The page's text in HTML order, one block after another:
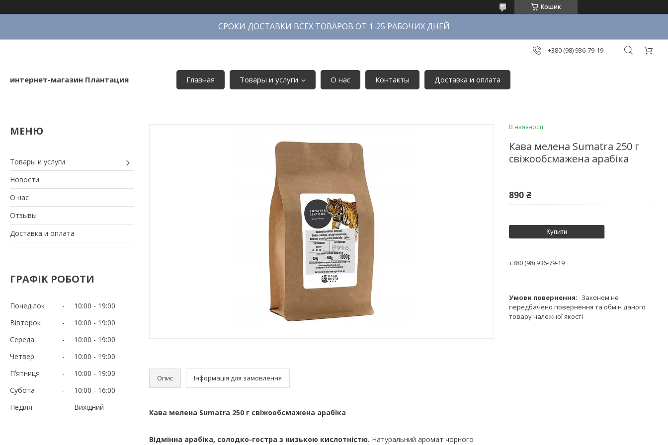
Кошик
СРОКИ ДОСТАВКИ ВСЕХ ТОВАРОВ ОТ 1-25 РАБОЧИХ ДНЕЙ
+380 (98) 936-79-19
интернет-магазин Плантация Главная Товары и услуги О нас Контакты Доставка и оплата
Товары и услуги
Новости
О нас
Отзывы
Доставка и оплата
ГРАФІК РОБОТИ
Понеділок 10:00
19:00
Вівторок
10:00
19:00
Середа
10:00
19:00
Четвер
10:00
19:00
Пʼятниця
10:00
19:00
Субота
10:00
16:00
Неділя
Вихідний
Опис Інформація для замовлення
Кава мелена Sumatra 250 г свіжообсмажена арабіка
Відмінна арабіка, солодко-гостра з низькою кислотністю. Натуральний аромат чорного
В наявності
Кава мелена Sumatra 250 г
свіжообсмажена арабіка
890 ₴
Купити
+380 (98) 936-79-19
Законом не
передбачено повернення та обмін даного
товару належної якості